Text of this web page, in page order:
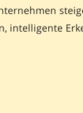
intelligente